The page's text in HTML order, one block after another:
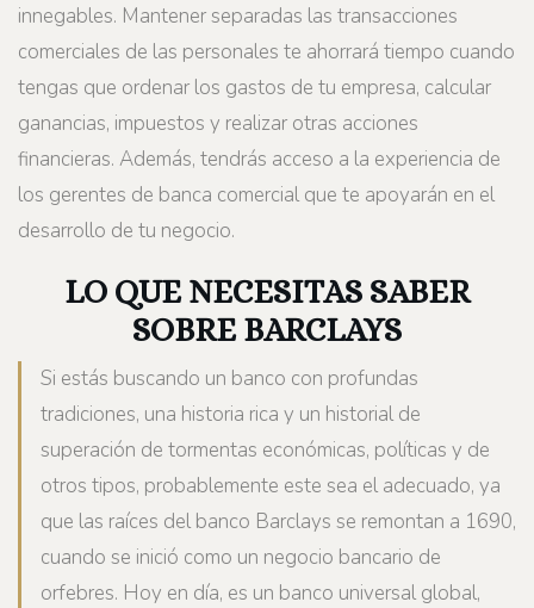
innegables. Mantener separadas las transacciones
comerciales de las personales te ahorrará tiempo cuando
tengas que ordenar los gastos de tu empresa, calcular
ganancias, impuestos y realizar otras acciones
financieras. Además, tendrás acceso a la experiencia de
los gerentes de banca comercial que te apoyarán en el
desarrollo de tu negocio.
LO QUE NECESITAS SABER
SOBRE BARCLAYS
Si estás buscando un banco con profundas
tradiciones, una historia rica y un historial de
superación de tormentas económicas, políticas y de
otros tipos, probablemente este sea el adecuado, ya
que las raíces del banco Barclays se remontan a 1690,
cuando se inició como un negocio bancario de
orfebres. Hoy en día, es un banco universal global,